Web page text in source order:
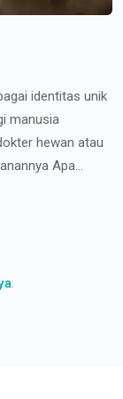
identitas unik
manusia
hewan atau
Apa...